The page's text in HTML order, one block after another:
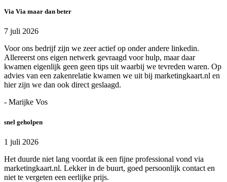
Via Via maar dan beter
7 juli 2026
Voor ons bedrijf zijn we zeer actief op onder andere linkedin.
Allereerst ons eigen netwerk gevraagd voor hulp, maar daar
kwamen eigenlijk geen geen tips uit waarbij we tevreden waren. Op
advies van een zakenrelatie kwamen we uit bij marketingkaart.nl en
hier zijn we dan ook direct geslaagd.
- Marijke Vos
snel geholpen
1 juli 2026
Het duurde niet lang voordat ik een fijne professional vond via
marketingkaart.nl. Lekker in de buurt, goed persoonlijk contact en
niet te vergeten een eerlijke prijs.